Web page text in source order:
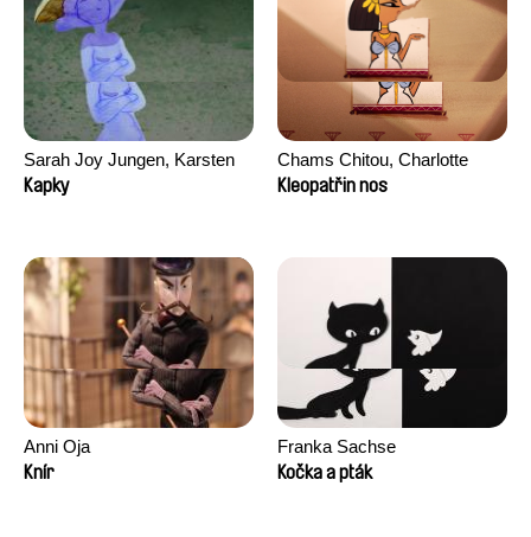
Sarah Joy Jungen, Karsten
Kjærulf-Hoop
Kapky
Chams Chitou, Charlotte
Lebreton, Lucie Loiseau,
Razafindralambo, Aymeric
Anthony Trefleze
Kleopatřin nos
Anni Oja
Knír
Franka Sachse
Kočka a pták